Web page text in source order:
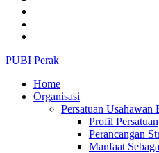
PUBI Perak
Home
Organisasi
Persatuan Usahawan
Profil Persatuan
Perancangan
Manfaat